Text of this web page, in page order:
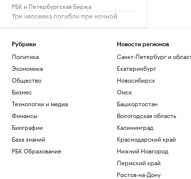
РБК и Петербургская Биржа
Три человека погибли при ночной
атаке на Белгород
Число погибших в ходе протестов в
пакистанской зоне Кашмира достигло
89
Политика
Хуситы атаковали беспилотником НПЗ
Aramco в Джизане
Общество
Рубрики
Политика
Экономика
Общество
Бизнес
Технологии и медиа
Финансы
Биографии
База знаний
РБК Образование
Новости регионов
Санкт-Петербург и
Екатеринбург
Новосибирск
Омск
Башкортостан
Вологодская область
Калининград
Краснодарский край
Нижний Новгород
Пермский край
Ростов-на-Дону